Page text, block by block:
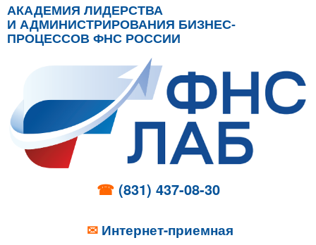
АКАДЕМИЯ ЛИДЕРСТВА
И АДМИНИСТРИРОВАНИЯ БИЗНЕС-
ПРОЦЕССОВ ФНС РОССИИ
☎ (831) 437-08-30
✉ Интернет-приемная